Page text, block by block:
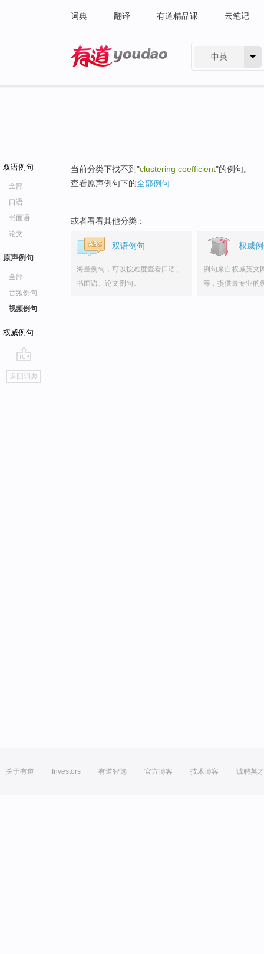
词典 翻译 有道精品课 云笔记
中英
双语例句
全部
口语
书面语
论文
原声例句
全部
音频例句
视频例句
权威例句
go
top
返回词典
当前分类下找不到"clustering coefficient"的例句。
查看原声例句下的全部例句
或者看看其他分类：
双语例句
海量例句，可以按难度查看口语、
书面语、论文例句。
权威
例句来自权威英文
等，提供最专业的
关于有道 Investors 有道智选 官方博客 技术博客 诚聘英才